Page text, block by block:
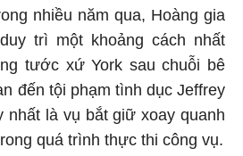
nhiều năm qua, Hoàng gia
trì một khoảng cách nhất
tước xứ York sau chuỗi bê
đến tội phạm tình dục Jeffrey
nhất là vụ bắt giữ xoay quanh
quá trình thực thi công vụ.